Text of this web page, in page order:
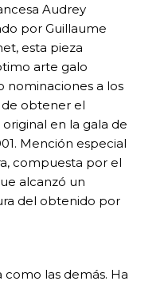
Audrey
por Guillaume
esta pieza
arte galo
nominaciones a los
de obtener el
en la gala de
Mención especial
compuesta por el
alcanzó un
del obtenido por
las demás. Ha